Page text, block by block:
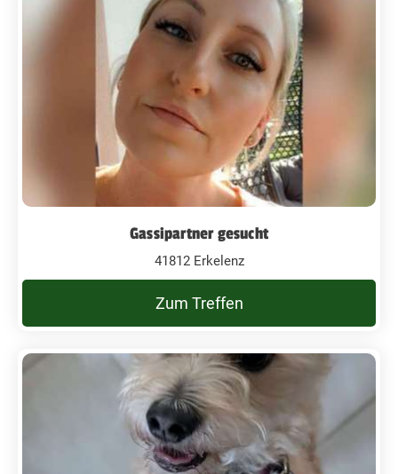
Gassipartner gesucht
41812 Erkelenz
Zum Treffen